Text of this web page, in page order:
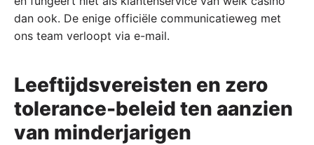
dan ook. De enige officiële communicatieweg met
ons team verloopt via e-mail.
Leeftijdsvereisten en zero
tolerance-beleid ten aanzien
van minderjarigen